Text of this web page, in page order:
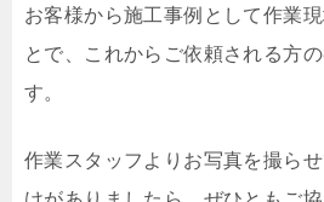
お客様から施工事例として作業
とで、これからご依頼される方
す。
作業スタッフよりお写真を撮ら